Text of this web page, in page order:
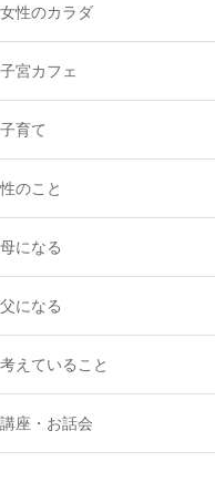
女性のカラダ
子宮カフェ
子育て
性のこと
母になる
父になる
考えていること
講座・お話会